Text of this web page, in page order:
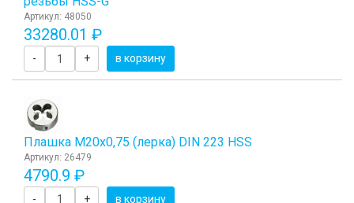
Артикул: 48050
33280.01 ₽
- + в корзину
Плашка М20x0,75 (лерка) DIN 223 HSS
Артикул: 26479
4790.9 ₽
- + в корзину